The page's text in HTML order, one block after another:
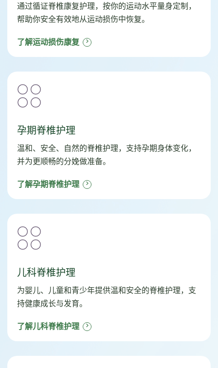
通过循证脊椎康复护理，按你的运动水平量身定制，
帮助你安全有效地从运动损伤中恢复。
了解运动损伤康复
孕期脊椎护理
温和、安全、自然的脊椎护理，支持孕期身体变化，
并为更顺畅的分娩做准备。
了解孕期脊椎护理
儿科脊椎护理
为婴儿、儿童和青少年提供温和安全的脊椎护理，支
持健康成长与发育。
了解儿科脊椎护理